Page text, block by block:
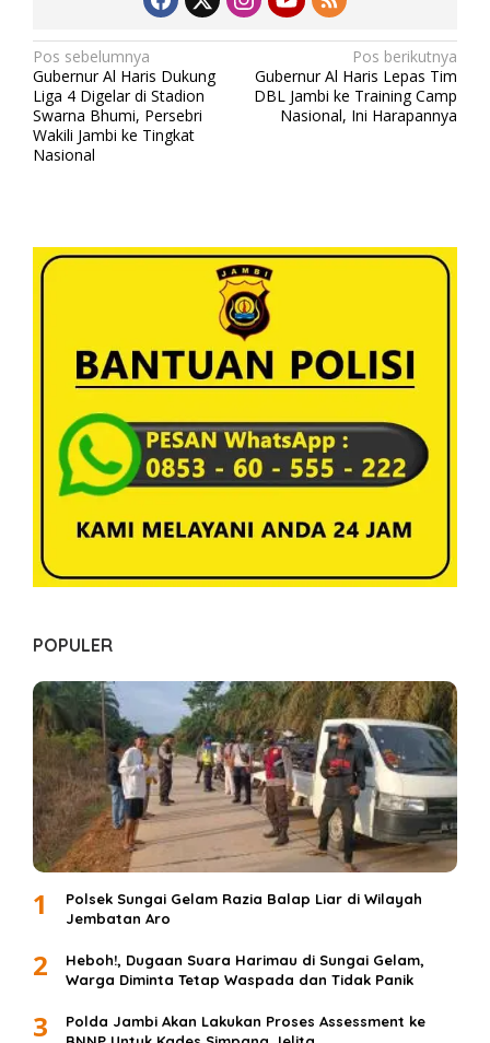
N
a
v
i
s
i
Pos sebelumnya
Gubernur Al Haris Dukung
Liga 4 Digelar di Stadion
Swarna Bhumi, Persebri
Wakili Jambi ke Tingkat
Nasional
Pos berikutnya
Gubernur Al Haris Lepas Tim
DBL Jambi ke Training Camp
Nasional, Ini Harapannya
POPULER
1
Polsek Sungai Gelam Razia Balap Liar di Wilayah
Jembatan Aro
2
Heboh!, Dugaan Suara Harimau di Sungai Gelam,
Warga Diminta Tetap Waspada dan Tidak Panik
3
Polda Jambi Akan Lakukan Proses Assessment ke